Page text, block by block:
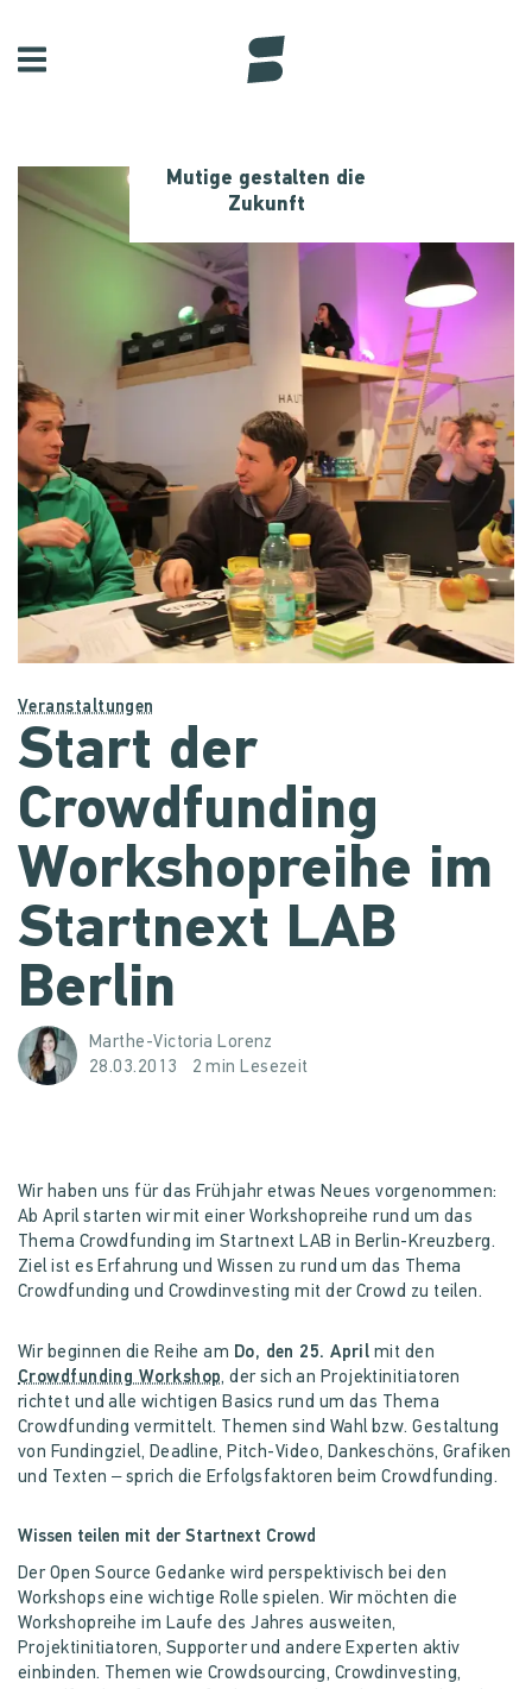
Mutige gestalten die
Zukunft
Veranstaltungen
Start der
Crowdfunding
Workshopreihe im
Startnext LAB
Berlin
Marthe-Victoria Lorenz
28.03.2013
2 min Lesezeit
Wir haben uns für das Frühjahr etwas Neues vorgenommen:
Ab April starten wir mit einer Workshopreihe rund um das
Thema Crowdfunding im Startnext LAB in Berlin-Kreuzberg.
Ziel ist es Erfahrung und Wissen zu rund um das Thema
Crowdfunding und Crowdinvesting mit der Crowd zu teilen.
Wir beginnen die Reihe am Do, den 25. April mit den
Crowdfunding Workshop, der sich an Projektinitiatoren
richtet und alle wichtigen Basics rund um das Thema
Crowdfunding vermittelt. Themen sind Wahl bzw. Gestaltung
von Fundingziel, Deadline, Pitch-Video, Dankeschöns, Grafiken
und Texten – sprich die Erfolgsfaktoren beim Crowdfunding.
Wissen teilen mit der Startnext Crowd
Der Open Source Gedanke wird perspektivisch bei den
Workshops eine wichtige Rolle spielen. Wir möchten die
Workshopreihe im Laufe des Jahres ausweiten,
Projektinitiatoren, Supporter und andere Experten aktiv
einbinden. Themen wie Crowdsourcing, Crowdinvesting,